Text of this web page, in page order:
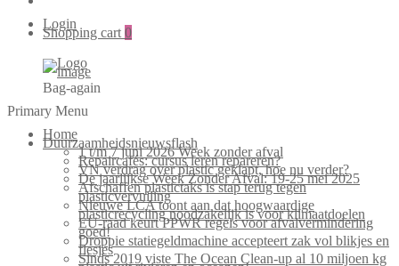
Login
Shopping cart 0
Bag-again
Primary Menu
Home
Duurzaamheidsnieuwsflash
1 t/m 7 juni 2026 Week zonder afval
Repaircafés: cursus leren repareren?
VN verdrag over plastic geklapt, hoe nu verder?
De jaarlijkse Week Zonder Afval: 19-25 mei 2025
Afschaffen plastictaks is stap terug tegen
plasticvervuiling
Nieuwe LCA toont aan dat hoogwaardige
plasticrecycling noodzakelijk is voor klimaatdoelen
EU-raad keurt PPWR regels voor afvalvermindering
goed!
Droppie statiegeldmachine accepteert zak vol blikjes en
flesjes
Sinds 2019 viste The Ocean Clean-up al 10 miljoen kg